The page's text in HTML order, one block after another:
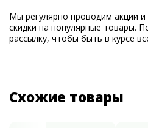
Мы регулярно проводим акции и
скидки на популярные товары.
рассылку, чтобы быть в курсе
Схожие товары